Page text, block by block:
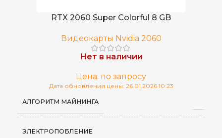
RTX 2060 Super Colorful 8 GB
Видеокарты Nvidia 2060
Нет в наличии
Цена: по запросу
Дата обновления цены: 26.01.2026 10:23
АЛГОРИТМ МАЙНИНГА
ЭЛЕКТРОПОБЛЕНИЕ